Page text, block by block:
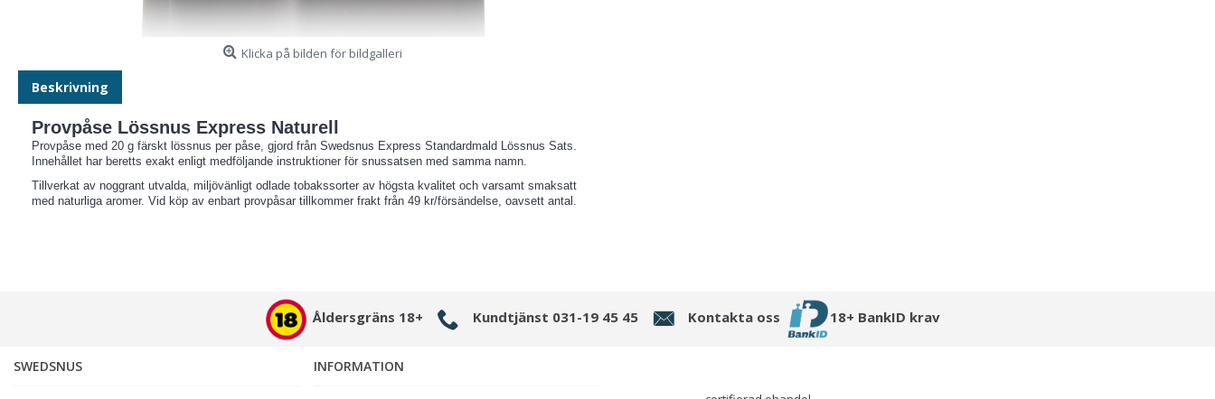
Klicka på bilden för bildgalleri
Beskrivning
Provpåse Lössnus Express Naturell
Provpåse med 20 g färskt lössnus per påse, gjord från Swedsnus Express Standardmald Lössnus Sats.
Innehållet har beretts exakt enligt medföljande instruktioner för snussatsen med samma namn.
Tillverkat av noggrant utvalda, miljövänligt odlade tobakssorter av högsta kvalitet och varsamt smaksatt
med naturliga aromer. Vid köp av enbart provpåsar tillkommer frakt från 49 kr/försändelse, oavsett antal.
Åldersgräns 18+ Kundtjänst 031-19 45 45 Kontakta oss 18+ BankID krav
SWEDSNUS INFORMATION